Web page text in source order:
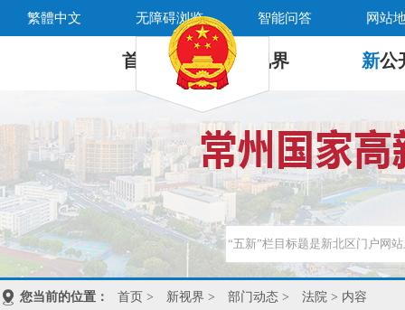
繁體中文 无障碍浏览 智能问答 网站
首 页 新 视界 新公
您当前的位置： 首页 > 新视界 > 部门动态 > 法院 > 内容